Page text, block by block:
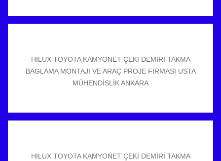
HILUX TOYOTA KAMYONET ÇEKİ DEMİRİ TAKMA
BAGLAMA MONTAJI VE ARAÇ PROJE FİRMASI USTA
MÜHENDİSLİK ANKARA
HILUX TOYOTA KAMYONET ÇEKİ DEMİRİ TAKMA